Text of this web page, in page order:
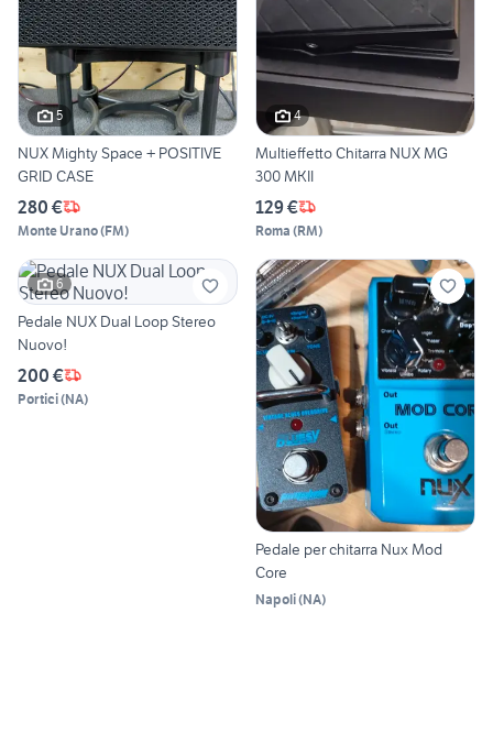
5
NUX Mighty Space + POSITIVE
GRID CASE
280 €
Monte Urano(FM)
4
Multieffetto Chitarra NUX MG
300 MKII
129 €
Roma (RM)
6
Pedale NUX Dual Loop Stereo
Nuovo!
200 €
Portici(NA)
Pedale per chitarra Nux Mod
Core
Napoli(NA)